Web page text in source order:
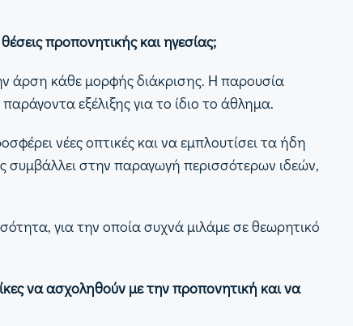
προπονητικής και ηγεσίας;
άρση κάθε μορφής διάκρισης. Η παρουσία
εξέλιξης για το ίδιο το άθλημα.
νέες οπτικές και να εμπλουτίσει τα ήδη
συμβάλλει στην παραγωγή περισσότερων ιδεών,
για την οποία συχνά μιλάμε σε θεωρητικό
να ασχοληθούν με την προπονητική και να